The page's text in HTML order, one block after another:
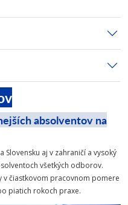
absolventov na
aj v zahraničí a vysoký
všetkých odborov.
čiastkovom pracovnom pomere
piatich rokoch praxe.